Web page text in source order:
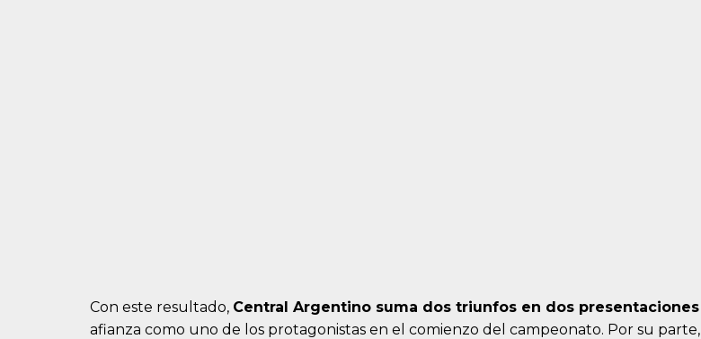
Con este resultado, Central Argentino suma dos triunfos en dos presentaciones
afianza como uno de los protagonistas en el comienzo del campeonato. Por su parte,